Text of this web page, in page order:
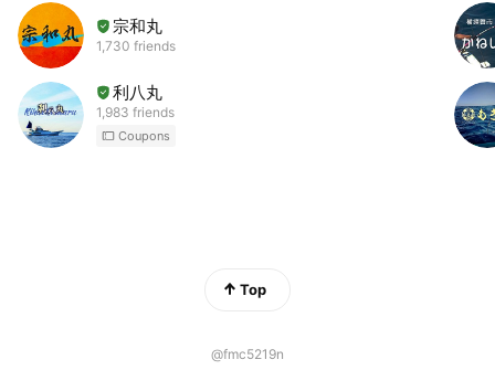
宗和丸
1,730 friends
利八丸
1,983 friends
Coupons
Top
@fmc5219n